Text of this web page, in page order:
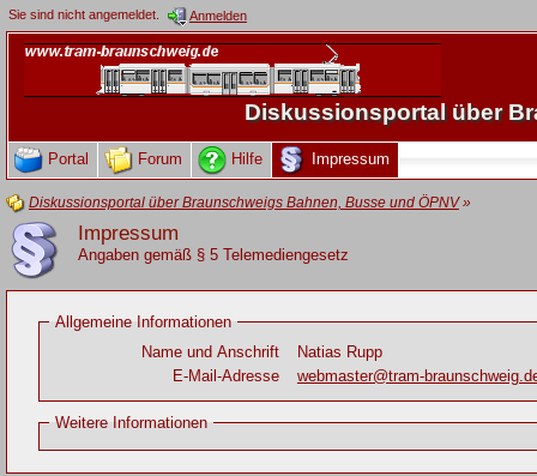
Sie sind nicht angemeldet. Anmelden
Diskussionsportal über
Portal Forum Hilfe Impressum
Diskussionsportal über Braunschweigs Bahnen, Busse und ÖPNV»
Impressum
Angaben gemäß § 5 Telemediengesetz
Allgemeine Informationen
Name und Anschrift
Natias Rupp
E-Mail-Adresse
webmaster@tram-
Weitere Informationen